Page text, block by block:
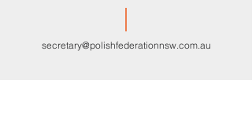
secretary@polishfederationnsw.com.au